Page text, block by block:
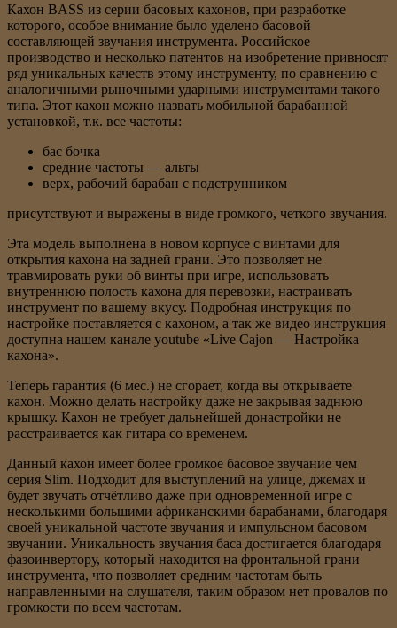
Кахон BASS из серии басовых кахонов, при разработке
которого, особое внимание было уделено басовой
составляющей звучания инструмента. Российское
производство и несколько патентов на изобретение привносят
ряд уникальных качеств этому инструменту, по сравнению с
аналогичными рыночными ударными инструментами такого
типа. Этот кахон можно назвать мобильной барабанной
установкой, т.к. все частоты:
бас бочка
средние частоты — альты
верх, рабочий барабан с подструнником
присутствуют и выражены в виде громкого, четкого звучания.
Эта модель выполнена в новом корпусе с винтами для
открытия кахона на задней грани. Это позволяет не
травмировать руки об винты при игре, использовать
внутреннюю полость кахона для перевозки, настраивать
инструмент по вашему вкусу. Подробная инструкция по
настройке поставляется с кахоном, а так же видео инструкция
доступна нашем канале youtube «Live Cajon — Настройка
кахона».
Теперь гарантия (6 мес.) не сгорает, когда вы открываете
кахон. Можно делать настройку даже не закрывая заднюю
крышку. Кахон не требует дальнейшей донастройки не
расстраивается как гитара со временем.
Данный кахон имеет более громкое басовое звучание чем
серия Slim. Подходит для выступлений на улице, джемах и
будет звучать отчётливо даже при одновременной игре с
несколькими большими африканскими барабанами, благодаря
своей уникальной частоте звучания и импульсном басовом
звучании. Уникальность звучания баса достигается благодаря
фазоинвертору, который находится на фронтальной грани
инструмента, что позволяет средним частотам быть
направленными на слушателя, таким образом нет провалов по
громкости по всем частотам.